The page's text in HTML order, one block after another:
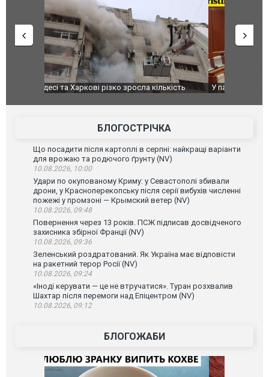
У парламенті Косово прем'єра закидали яйцями
Приїхав
до
зіркового
БЛОГОСТРІЧКА
Що посадити після картоплі в серпні: найкращі варіанти
для врожаю та родючого ґрунту (NV)
10.08.2026, 10:00
Удари по окупованому Криму: у Севастополі збивали
дрони, у Красноперекопську після серії вибухів численні
пожежі у промзоні — Крымский ветер (NV)
10.08.2026, 09:48
Повернення через 13 років. ПСЖ підписав досвідченого
захисника збірної Франції (NV)
10.08.2026, 09:36
Зеленський роздратований. Як Україна має відповісти
на ракетний терор Росії (NV)
10.08.2026, 09:24
«Іноді керувати — це не втручатися». Туран розхвалив
Шахтар після перемоги над Епіцентром (NV)
10.08.2026, 09:12
БЛОГОЖАБИ